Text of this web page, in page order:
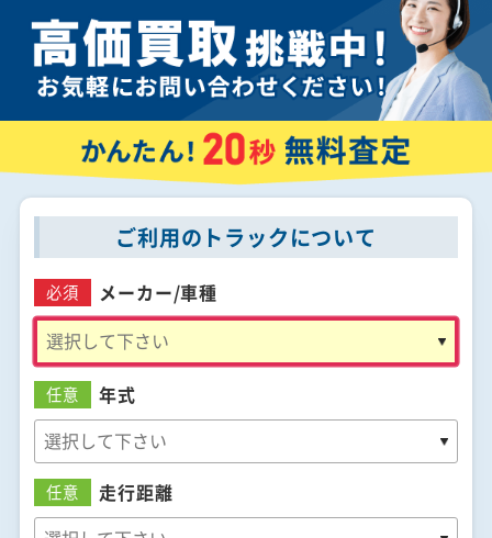
ご利用のトラックについて
必須 メーカー/車種
任意 年式
任意 走行距離